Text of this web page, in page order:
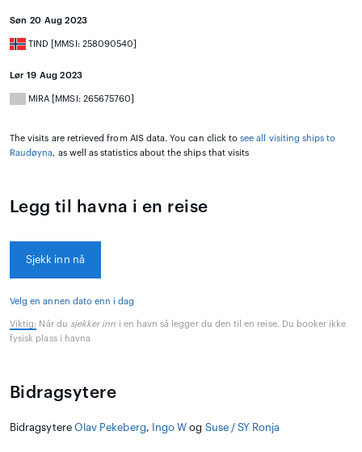
Søn 20 Aug 2023
TIND [MMSI: 258090540]
Lør 19 Aug 2023
MIRA [MMSI: 265675760]
The visits are retrieved from AIS data. You can click tosee all visiting ships to
Raudøyna, as well as statistics about the ships that visits
Legg til havna i en reise
Sjekk inn nå
Velg en annen dato enn i dag
Viktig: Når du sjekker inn i en havn så legger du den til en reise. Du booker ikke
fysisk plass i havna
Bidragsytere
Bidragsytere Olav Pekeberg, Ingo W og Suse / SY Ronja